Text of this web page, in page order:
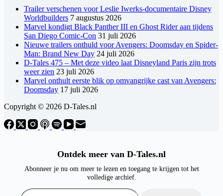
Trailer verschenen voor Leslie Iwerks-documentaire Disney
Worldbuilders 7 augustus 2026
Marvel kondigt Black Panther III en Ghost Rider aan tijdens
San Diego Comic-Con 31 juli 2026
Nieuwe trailers onthuld voor Avengers: Doomsday en Spider-
Man: Brand New Day 24 juli 2026
D-Tales 475 – Met deze video laat Disneyland Paris zijn trots
weer zien 23 juli 2026
Marvel onthult eerste blik op omvangrijke cast van Avengers:
Doomsday 17 juli 2026
Copyright © 2026 D-Tales.nl
Ontdek meer van D-Tales.nl
Abonneer je nu om meer te lezen en toegang te krijgen tot het
volledige archief.
Typ je e-mail...